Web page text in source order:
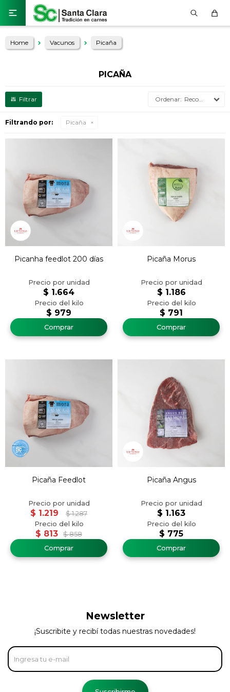

Home Vacunos Picaña
PICAÑA
Recomendados
Filtrando por: Picaña
Picanha feedlot 200 días
$ 979
$ 1.664
Picaña Morus
$ 791
$ 1.186
Picaña Feedlot
$ 813 $ 858
$ 1.219 $ 1.287
Picaña Angus
$ 775
$ 1.163
Newsletter
¡Suscribite y recibí todas nuestras novedades!